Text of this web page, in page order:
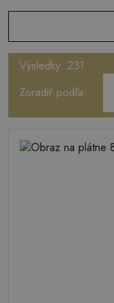
Výsledky: 231
Zoradiť podľa: